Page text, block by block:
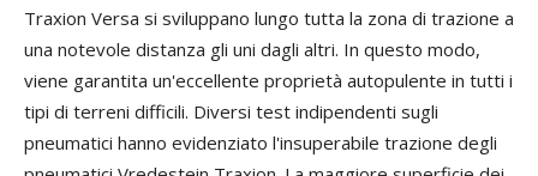
Traxion Versa si sviluppano lungo tutta la zona di trazione a
una notevole distanza gli uni dagli altri. In questo modo,
viene garantita un'eccellente proprietà autopulente in tutti i
tipi di terreni difficili. Diversi test indipendenti sugli
pneumatici hanno evidenziato l'insuperabile trazione degli